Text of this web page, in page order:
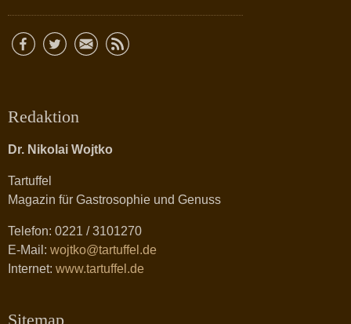
Redaktion
Dr. Nikolai Wojtko
Tartuffel
Magazin für Gastrosophie und Genuss
Telefon: 0221 / 3101270
E-Mail: wojtko@tartuffel.de
Internet: www.tartuffel.de
Sitemap